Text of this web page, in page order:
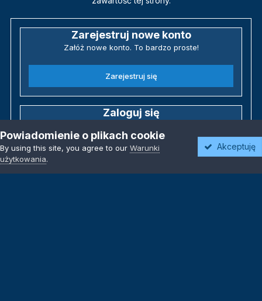
Zarejestruj nowe konto
Załóż nowe konto. To bardzo proste!
Zarejestruj się
Zaloguj się
Zaloguj się
Powiadomienie o plikach cookie
By using this site, you agree to our Warunki
użytkowania.
Akceptuję